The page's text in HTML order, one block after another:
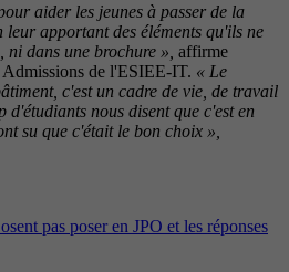
aider les jeunes à passer de la
apportant des éléments qu'ils ne
dans une brochure », affirme
de l'ESIEE-IT. « Le
c'est un cadre de vie, de travail
d'étudiants nous disent que c'est en
su que c'était le bon choix »,
pas poser en JPO et les réponses